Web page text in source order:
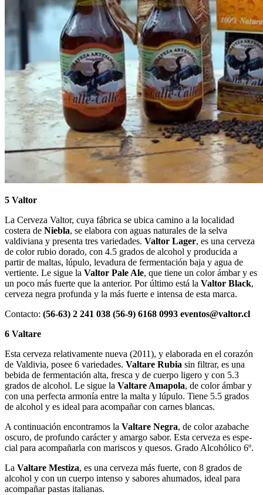
5 Valtor
La Cerveza Valtor, cuya fábrica se ubica camino a la localidad
costera de Niebla, se elabora con aguas naturales de la selva
valdiviana y presenta tres variedades. Valtor Lager, es una cerveza
de color rubio dorado, con 4.5 grados de alcohol y producida a
partir de maltas, lúpulo, levadura de fermentación baja y agua de
vertiente. Le sigue la Valtor Pale Ale, que tiene un color ámbar y es
un poco más fuerte que la anterior. Por último está la Valtor Black,
cerveza negra profunda y la más fuerte e intensa de esta marca.
Contacto: (56-63) 2 241 038 (56-9) 6168 0993 eventos@valtor.cl
6 Valtare
Esta cerveza relativamente nueva (2011), y elaborada en el corazón
de Valdivia, posee 6 variedades. Valtare Rubia sin filtrar, es una
bebida de fermentación alta, fresca y de cuerpo ligero y con 5.3
grados de alcohol. Le sigue la Valtare Amapola, de color ámbar y
con una perfecta armonía entre la malta y lúpulo. Tiene 5.5 grados
de alcohol y es ideal para acompañar con carnes blancas.
A continuación encontramos la Valtare Negra, de color azabache
oscuro, de profundo carácter y amargo sabor. Esta cerveza es espe­
cial para acom­pañarla con mariscos y que­sos. Grado Alco­hólico 6º.
La Valtare Mestiza, es una cerveza más fuerte, con 8 grados de
alcohol y con un cuerpo intenso y sabores ahumados, ideal para
acompañar pastas italianas.